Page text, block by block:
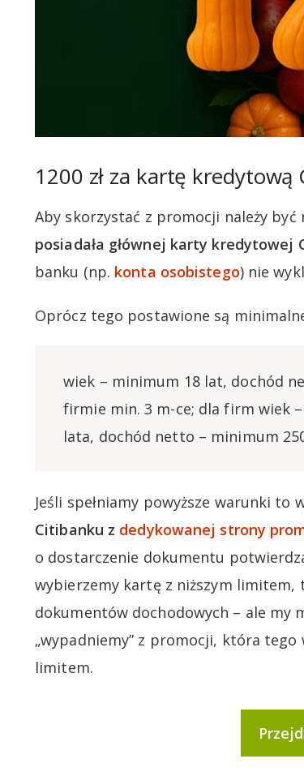
1200 zł za kartę kredytową
Aby skorzystać z promocji należy
posiadała głównej karty kredytowej
banku (np. konta osobistego) nie
Oprócz tego postawione są
wiek – minimum 18 lat, dochód
firmie min. 3 m-ce; dla firm wiek
lata, dochód netto – minimum
Jeśli spełniamy powyższe warunki to
Citibanku z dedykowanej strony
o dostarczenie dokumentu
wybierzemy kartę z niższym limitem,
dokumentów dochodowych – ale my
„wypadniemy” z promocji, która
limitem.